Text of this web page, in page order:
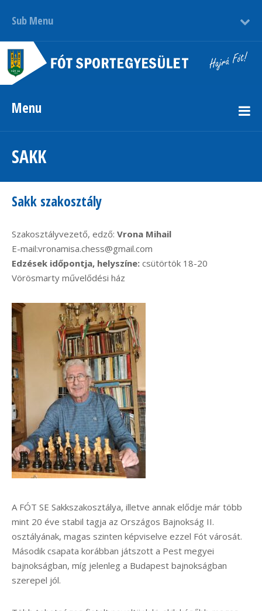
Sub Menu
Menu
SAKK
Sakk szakosztály
Szakosztályvezető, edző: Vrona Mihail
E-mail:vronamisa.chess@gmail.com
Edzések időpontja, helyszíne: csütörtök 18-20
Vörösmarty művelődési ház
A FÓT SE Sakkszakosztálya, illetve annak elődje már több
mint 20 éve stabil tagja az Országos Bajnokság II.
osztályának, magas szinten képviselve ezzel Fót városát.
Második csapata korábban játszott a Pest megyei
bajnokságban, míg jelenleg a Budapest bajnokságban
szerepel jól.